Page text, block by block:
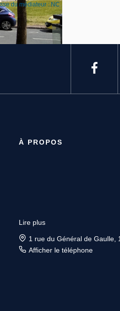
du médiateur : NC
À PROPOS
Lire plus
1 rue du Général de Gaulle,
Afficher le téléphone